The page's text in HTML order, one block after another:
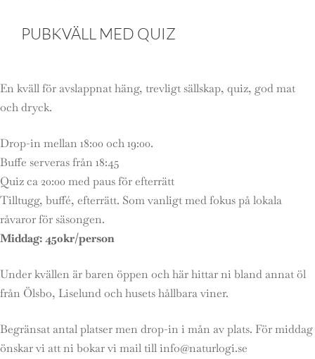
PUBKVÄLL MED QUIZ
En kväll för avslappnat häng, trevligt sällskap, quiz, god mat
och dryck.
Drop-in mellan 18:00 och 19:00.
Buffe serveras från 18:45
Quiz ca 20:00 med paus för efterrätt
Tilltugg, buffé, efterrätt. Som vanligt med fokus på lokala
råvaror för säsongen.
Middag: 450kr/person
Under kvällen är baren öppen och här hittar ni bland annat öl
från Ölsbo, Liselund och husets hållbara viner.
Begränsat antal platser men drop-in i mån av plats. För middag
önskar vi att ni bokar vi mail till info@naturlogi.se